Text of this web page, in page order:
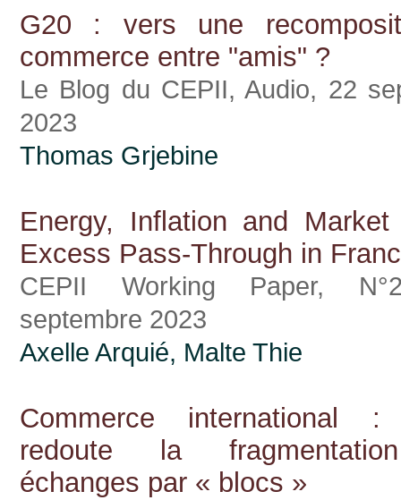
G20 : vers une
commerce entre "amis" ?
Le Blog du CEPII, Audio, 22
2023
Thomas Grjebine
Energy, Inflation and Market
Excess Pass-Through in
CEPII Working Paper,
septembre 2023
Axelle Arquié, Malte Thie
Commerce international :
redoute la
échanges par « blocs »